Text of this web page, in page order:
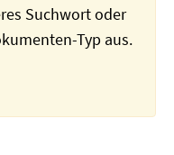
Suchwort oder
Typ aus.